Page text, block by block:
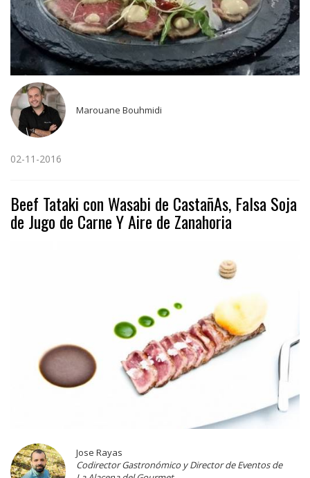
Marouane Bouhmidi
02-11-2016
Beef Tataki con Wasabi de CastañAs, Falsa Soja
de Jugo de Carne Y Aire de Zanahoria
Jose Rayas
Codirector Gastronómico y Director de Eventos de